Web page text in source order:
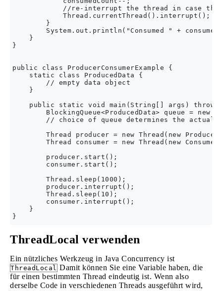
//re-interrupt the thread in case
            Thread.currentThread().interrupt();
        }
System.out.println("Consumed " +
    }
}
public class ProducerConsumerExample {
    static class ProducedData {
        // empty data object
    }
public static void main(String[] args)
BlockingQueue<ProducedData> queue = new
// choice of queue determines the actual
Thread producer = new Thread(new
Thread consumer = new Thread(new
        producer.start();
        consumer.start();
        Thread.sleep(1000);
        producer.interrupt();
        Thread.sleep(10);
        consumer.interrupt();
    }
ThreadLocal verwenden
Ein nützliches Werkzeug in Java Concurrency ist
ThreadLocal Damit können Sie eine Variable haben, die
für einen bestimmten Thread eindeutig ist. Wenn also
derselbe Code in verschiedenen Threads ausgeführt wird,